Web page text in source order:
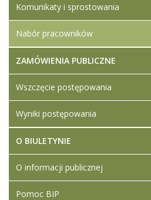
Komunikaty i sprostowania
Nabór pracowników
ZAMÓWIENIA PUBLICZNE
Wszczęcie postępowania
Wyniki postępowania
O BIULETYNIE
O informacji publicznej
Pomoc BIP